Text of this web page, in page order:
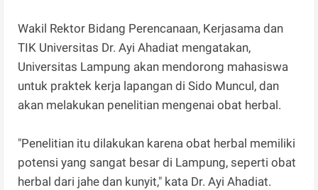
Wakil Rektor Bidang Perencanaan, Kerjasama dan
TIK Universitas Dr. Ayi Ahadiat mengatakan,
Universitas Lampung akan mendorong mahasiswa
untuk praktek kerja lapangan di Sido Muncul, dan
akan melakukan penelitian mengenai obat herbal.
"Penelitian itu dilakukan karena obat herbal memiliki
potensi yang sangat besar di Lampung, seperti obat
herbal dari jahe dan kunyit," kata Dr. Ayi Ahadiat.